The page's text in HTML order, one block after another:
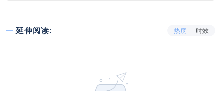
延伸阅读: 热度 时效